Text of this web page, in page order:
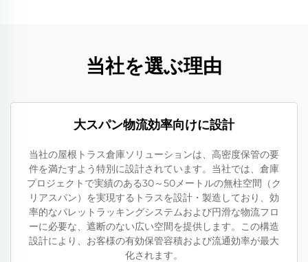
当社を選ぶ理由
大スパン物流効率向けに設計
当社の屋根トラス倉庫ソリューションは、高密度保管の要
件を満たすよう特別に設計されています。当社では、倉庫
プロジェクトで実績のある30～50メートルの無柱空間（ク
リアスパン）を実現するトラスを設計・製造しており、効
率的なパレットラッキングシステムおよび円滑な物流フロ
ーに必要な、遮断のない広い空間を提供します。この構造
設計により、お客様の有効保管容積および流通効率が最大
化されます。